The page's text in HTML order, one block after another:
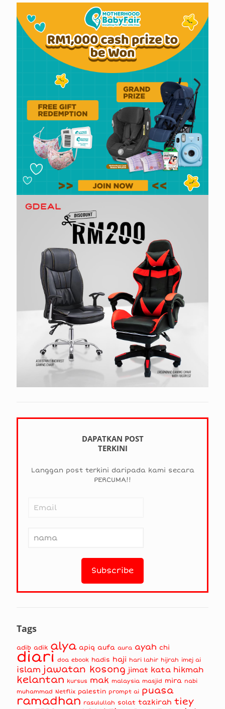
DAPATKAN POST
TERKINI
Langgan post terkini daripada kami secara
PERCUMA!!
Tags
adib adik alya apiq aufa aura ayah chi
diari doa ebook hadis haji hari lahir hijrah imej ai
islam jawatan kosong jimat kata hikmah
kelantan kursus mak malaysia masjid mira nabi
muhammad Netflix palestin prompt ai puasa
ramadhan rasulullah solat tazkirah tiey